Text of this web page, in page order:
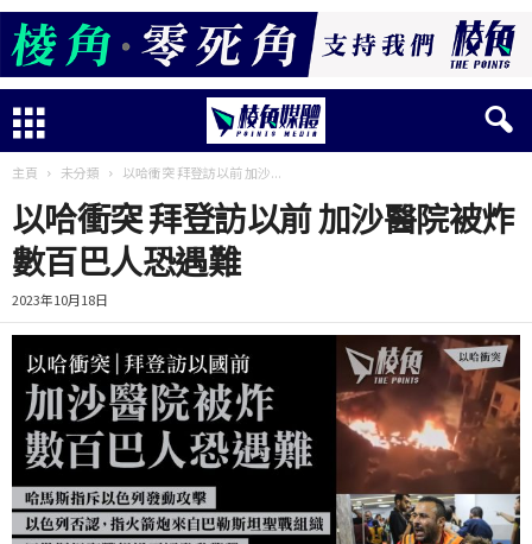
主頁 未分類 以哈衝突 拜登訪以前 加沙...
以哈衝突 拜登訪以前 加沙醫院被炸
數百巴人恐遇難
2023年10月18日